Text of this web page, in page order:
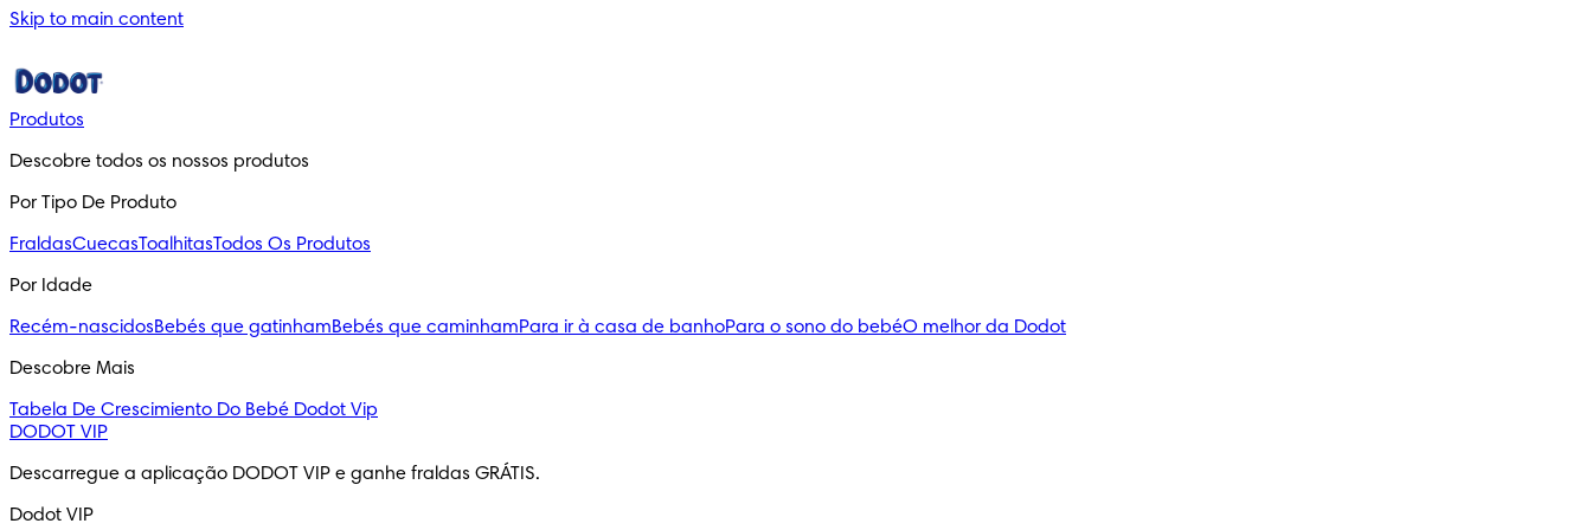
Skip to main content
Produtos
Descobre todos os nossos produtos
Por Tipo De Produto
FraldasCuecasToalhitasTodos Os Produtos
Por Idade
Recém-nascidosBebés que gatinhamBebés que caminhamPara ir à casa de banhoPara o sono do bebéO melhor da Dodot
Descobre Mais
Tabela De Crescimiento Do Bebé Dodot Vip
DODOT VIP
Descarregue a aplicação DODOT VIP e ganhe fraldas GRÁTIS.
Dodot VIP